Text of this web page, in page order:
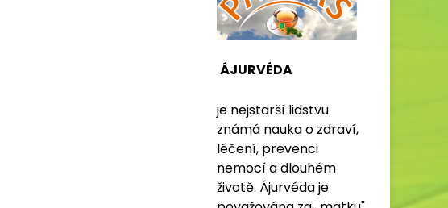
ÁJURVÉDA
je nejstarší lidstvu
známá nauka o zdraví,
léčení, prevenci
nemocí a dlouhém
životě. Ájurvéda je